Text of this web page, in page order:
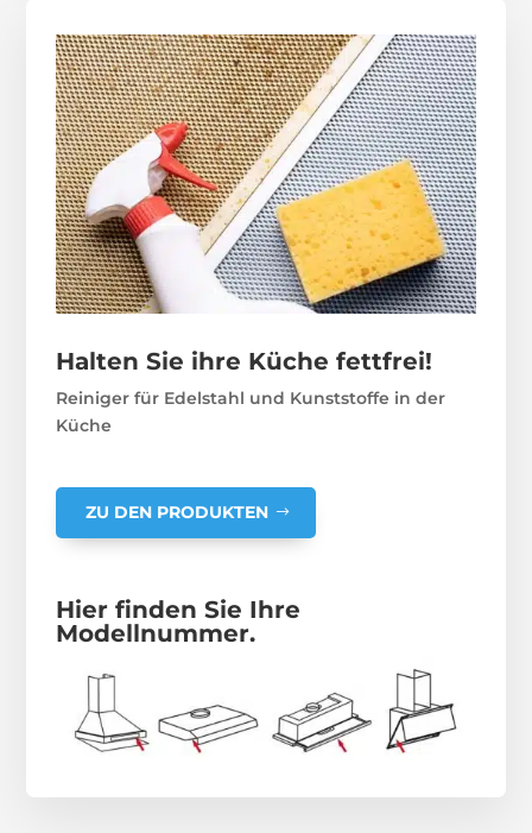
Halten Sie ihre Küche fettfrei!
Reiniger für Edelstahl und Kunststoffe in der
Küche
ZU DEN PRODUKTEN
Hier finden Sie Ihre
Modellnummer.